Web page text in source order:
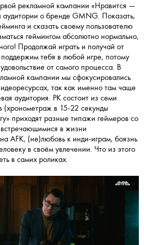
рекламной кампании «Нравится —
аудитории о бренде GMNG. Показать,
и сказать своему пользователю
геймингом абсолютно нормально,
Продолжай играть и получай от
тебя в любой игре, потому
от самого процесса. В
кампании мы сфокусировались
так как именно там чаще
аудитория. РК состоит из семи
(хронометраж в 15-22 секунды
приходят разные типажи геймеров со
в жизни
AFK, (не)любовь к инди-играм, боязнь
в своём увлечении. Что из этого
в самих роликах.